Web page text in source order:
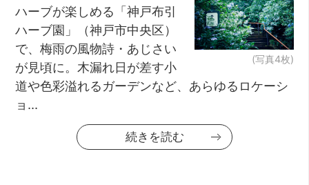
(写真4枚)
ハーブが楽しめる「神戸布引
ハーブ園」（神戸市中央区）
で、梅雨の風物詩・あじさい
が見頃に。木漏れ日が差す小
道や色彩溢れるガーデンなど、あらゆるロケーシ
ョ...
続きを読む